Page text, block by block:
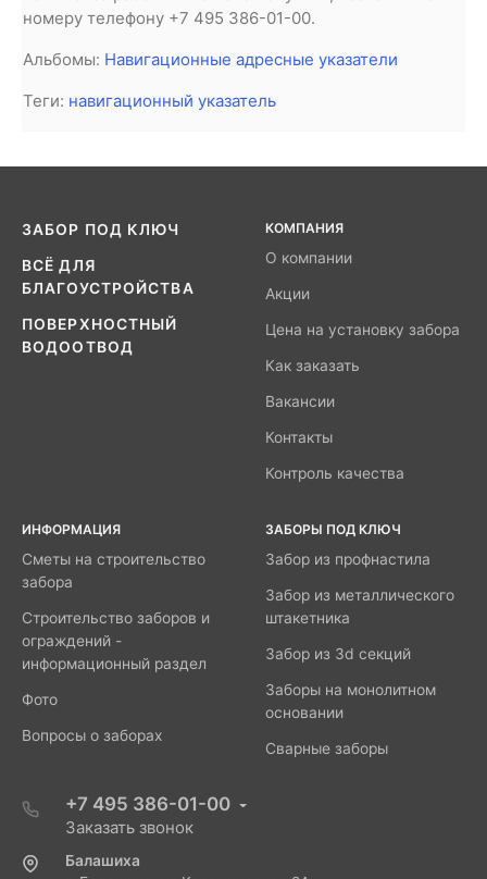
номеру телефону +7 495 386-01-00.
Альбомы: Навигационные адресные указатели
Теги: навигационный указатель
ЗАБОР ПОД КЛЮЧ
ВСЁ ДЛЯ
БЛАГОУСТРОЙСТВА
ПОВЕРХНОСТНЫЙ
ВОДООТВОД
КОМПАНИЯ
О компании
Акции
Цена на установку забора
Как заказать
Вакансии
Контакты
Контроль качества
ИНФОРМАЦИЯ
Сметы на строительство
забора
Строительство заборов и
ограждений -
информационный раздел
Фото
Вопросы о заборах
ЗАБОРЫ ПОД КЛЮЧ
Забор из профнастила
Забор из металлического
штакетника
Забор из 3d секций
Заборы на монолитном
основании
Сварные заборы
+7 495 386-01-00
Заказать звонок
Балашиха